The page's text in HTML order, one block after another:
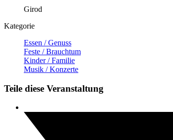
Girod
Kategorie
Essen / Genuss
Feste / Brauchtum
Kinder / Familie
Musik / Konzerte
Teile diese Veranstaltung